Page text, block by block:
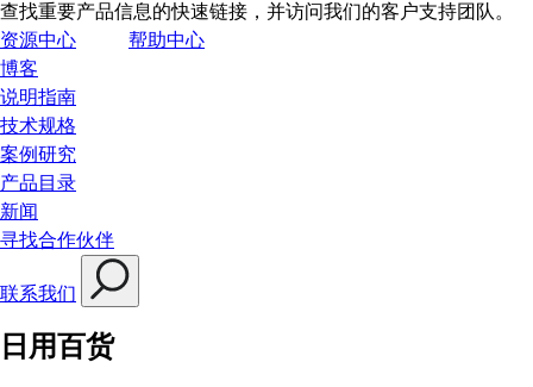
查找重要产品信息的快速链接，并访问我们的客户支持团队。
资源中心
帮助中心
博客
说明指南
技术规格
案例研究
产品目录
新闻
寻找合作伙伴
联系我们
日用百货